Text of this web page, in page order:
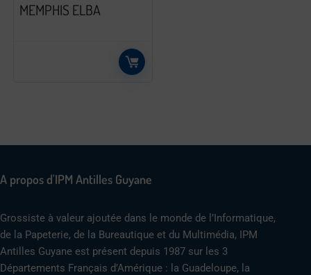
MEMPHIS ELBA
A propos d'IPM Antilles Guyane
Grossiste à valeur ajoutée dans le monde de l’Informatique,
de la Papeterie, de la Bureautique et du Multimédia, IPM
Antilles Guyane est présent depuis 1987 sur les 3
Départements Français d’Amérique : la Guadeloupe, la